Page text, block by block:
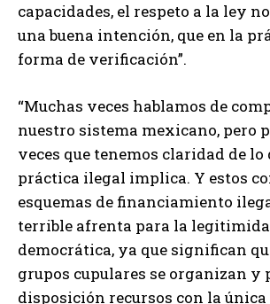
capacidades, el respeto a la ley
una buena intención, que en la
forma de verificación”.
“Muchas veces hablamos de
nuestro sistema mexicano, pero
veces que tenemos claridad de lo
práctica ilegal implica. Y estos
esquemas de financiamiento
terrible afrenta para la
democrática, ya que significan
grupos cupulares se organizan y
disposición recursos con la